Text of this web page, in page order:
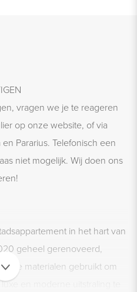
vragen we je te reageren
op onze website, of via
Pararius. Telefonisch een
Wij doen ons
in het hart van
geheel gerenoveerd,
materialen gebruikt om
en moderne uitstraling te